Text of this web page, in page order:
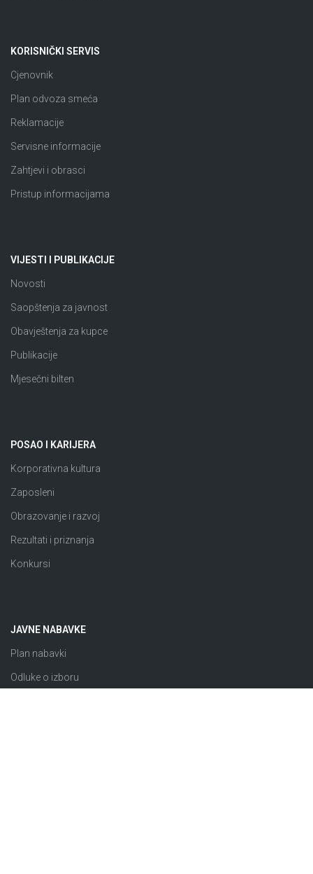
KORISNIČKI SERVIS
Cjenovnik
Plan odvoza smeća
Reklamacije
Servisne informacije
Zahtjevi i obrasci
Pristup informacijama
VIJESTI I PUBLIKACIJE
Novosti
Saopštenja za javnost
Obavještenja za kupce
Publikacije
Mjesečni bilten
POSAO I KARIJERA
Korporativna kultura
Zaposleni
Obrazovanje i razvoj
Rezultati i priznanja
Konkursi
JAVNE NABAVKE
Plan nabavki
Odluke o izboru